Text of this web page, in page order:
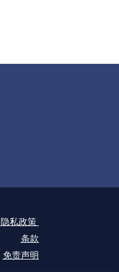
隐私政策
条款
免责声明